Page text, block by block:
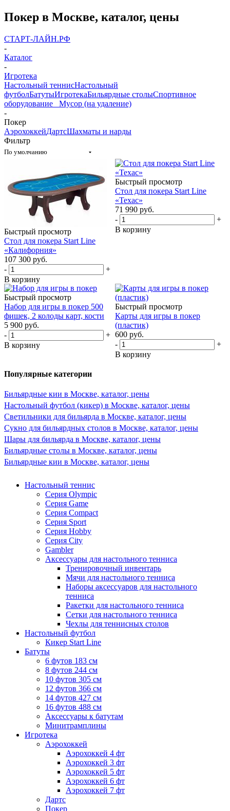
Покер в Москве, каталог, цены
СТАРТ-ЛАЙН.РФ
-
Каталог
-
Игротека
Настольный теннисНастольный
футболБатутыИгротекаБильярдные столыСпортивное
оборудование _ Мусор (на удаление)
-
Покер
АэрохоккейДартсШахматы и нарды
Фильтр
По умолчанию
Быстрый просмотр
Стол для покера Start Line
«Калифорния»
107 300 руб.
-
+
В корзину
Быстрый просмотр
Стол для покера Start Line
«Техас»
71 990 руб.
-
+
В корзину
Быстрый просмотр
Набор для игры в покер 500
фишек, 2 колоды карт, кости
5 900 руб.
-
+
В корзину
Быстрый просмотр
Карты для игры в покер
(пластик)
600 руб.
-
+
В корзину
Популярные категории
Бильярдные кии в Москве, каталог, цены
Настольный футбол (кикер) в Москве, каталог, цены
Светильники для бильярда в Москве, каталог, цены
Сукно для бильярдных столов в Москве, каталог, цены
Шары для бильярда в Москве, каталог, цены
Бильярдные столы в Москве, каталог, цены
Бильярдные кии в Москве, каталог, цены
Настольный теннис
Серия Olympic
Серия Game
Серия Compact
Серия Sport
Серия Hobby
Серия City
Gambler
Аксессуары для настольного тенниса
Тренировочный инвентарь
Мячи для настольного тенниса
Наборы аксессуаров для настольного
тенниса
Ракетки для настольного тенниса
Сетки для настольного тенниса
Чехлы для теннисных столов
Настольный футбол
Кикер Start Line
Батуты
6 футов 183 см
8 футов 244 см
10 футов 305 см
12 футов 366 см
14 футов 427 см
16 футов 488 см
Аксессуары к батутам
Минитрамплины
Игротека
Аэрохоккей
Аэрохоккей 4 фт
Аэрохоккей 3 фт
Аэрохоккей 5 фт
Аэрохоккей 6 фт
Аэрохоккей 7 фт
Дартс
Покер